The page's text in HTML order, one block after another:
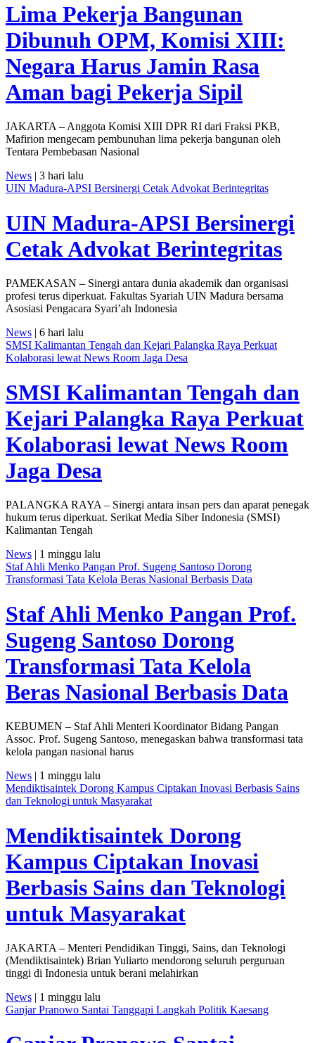
Lima Pekerja Bangunan
Dibunuh OPM, Komisi XIII:
Negara Harus Jamin Rasa
Aman bagi Pekerja Sipil
JAKARTA – Anggota Komisi XIII DPR RI dari Fraksi PKB,
Mafirion mengecam pembunuhan lima pekerja bangunan oleh
Tentara Pembebasan Nasional
News | 3 hari lalu
UIN Madura-APSI Bersinergi Cetak Advokat Berintegritas
UIN Madura-APSI Bersinergi
Cetak Advokat Berintegritas
PAMEKASAN – Sinergi antara dunia akademik dan organisasi
profesi terus diperkuat. Fakultas Syariah UIN Madura bersama
Asosiasi Pengacara Syari’ah Indonesia
News | 6 hari lalu
SMSI Kalimantan Tengah dan Kejari Palangka Raya Perkuat
Kolaborasi lewat News Room Jaga Desa
SMSI Kalimantan Tengah dan
Kejari Palangka Raya Perkuat
Kolaborasi lewat News Room
Jaga Desa
PALANGKA RAYA – Sinergi antara insan pers dan aparat penegak
hukum terus diperkuat. Serikat Media Siber Indonesia (SMSI)
Kalimantan Tengah
News | 1 minggu lalu
Staf Ahli Menko Pangan Prof. Sugeng Santoso Dorong
Transformasi Tata Kelola Beras Nasional Berbasis Data
Staf Ahli Menko Pangan Prof.
Sugeng Santoso Dorong
Transformasi Tata Kelola
Beras Nasional Berbasis Data
KEBUMEN – Staf Ahli Menteri Koordinator Bidang Pangan
Assoc. Prof. Sugeng Santoso, menegaskan bahwa transformasi tata
kelola pangan nasional harus
News | 1 minggu lalu
Mendiktisaintek Dorong Kampus Ciptakan Inovasi Berbasis Sains
dan Teknologi untuk Masyarakat
Mendiktisaintek Dorong
Kampus Ciptakan Inovasi
Berbasis Sains dan Teknologi
untuk Masyarakat
JAKARTA – Menteri Pendidikan Tinggi, Sains, dan Teknologi
(Mendiktisaintek) Brian Yuliarto mendorong seluruh perguruan
tinggi di Indonesia untuk berani melahirkan
News | 1 minggu lalu
Ganjar Pranowo Santai Tanggapi Langkah Politik Kaesang